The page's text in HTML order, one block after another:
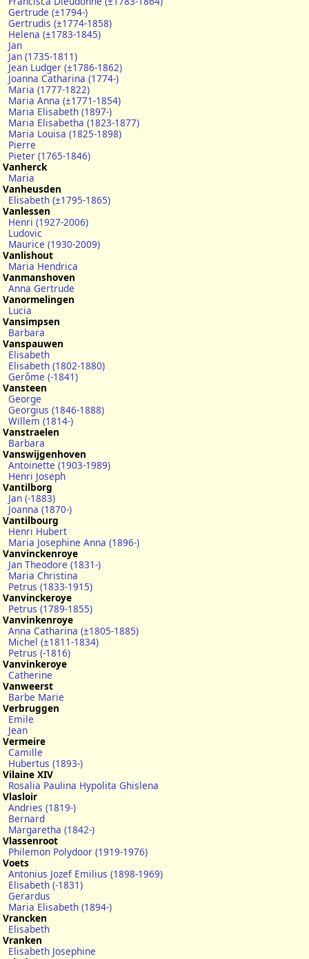
Gertrude (±1794-)
Gertrudis (±1774-1858)
Helena (±1783-1845)
Jan
Jan (1735-1811)
Jean Ludger (±1786-1862)
Joanna Catharina (1774-)
Maria (1777-1822)
Maria Anna (±1771-1854)
Maria Elisabeth (1897-)
Maria Elisabetha (1823-1877)
Maria Louisa (1825-1898)
Pierre
Pieter (1765-1846)
Vanherck
Maria
Vanheusden
Elisabeth (±1795-1865)
Vanlessen
Henri (1927-2006)
Ludovic
Maurice (1930-2009)
Vanlishout
Maria Hendrica
Vanmanshoven
Anna Gertrude
Vanormelingen
Lucia
Vansimpsen
Barbara
Vanspauwen
Elisabeth
Elisabeth (1802-1880)
Gerôme (-1841)
Vansteen
George
Georgius (1846-1888)
Willem (1814-)
Vanstraelen
Barbara
Vanswijgenhoven
Antoinette (1903-1989)
Henri Joseph
Vantilborg
Jan (-1883)
Joanna (1870-)
Vantilbourg
Henri Hubert
Maria Josephine Anna (1896-)
Vanvinckenroye
Jan Theodore (1831-)
Maria Christina
Petrus (1833-1915)
Vanvinckeroye
Petrus (1789-1855)
Vanvinkenroye
Anna Catharina (±1805-1885)
Michel (±1811-1834)
Petrus (-1816)
Vanvinkeroye
Catherine
Vanweerst
Barbe Marie
Verbruggen
Emile
Jean
Vermeire
Camille
Hubertus (1893-)
Vilaine XIV
Rosalia Paulina Hypolita Ghislena
Vlasloir
Andries (1819-)
Bernard
Margaretha (1842-)
Vlassenroot
Philemon Polydoor (1919-1976)
Voets
Antonius Jozef Emilius (1898-1969)
Elisabeth (-1831)
Gerardus
Maria Elisabeth (1894-)
Vrancken
Elisabeth
Vranken
Elisabeth Josephine